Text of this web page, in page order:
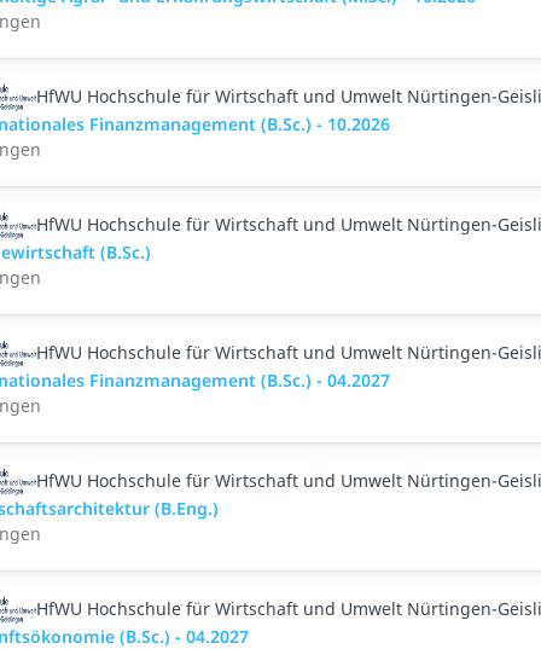
HfWU Hochschule für Wirtschaft und Umwelt Nürtingen-
Finanzmanagement (B.Sc.) - 10.2026
HfWU Hochschule für Wirtschaft und Umwelt Nürtingen-
(B.Sc.)
HfWU Hochschule für Wirtschaft und Umwelt Nürtingen-
Finanzmanagement (B.Sc.) - 04.2027
HfWU Hochschule für Wirtschaft und Umwelt Nürtingen-
(B.Eng.)
HfWU Hochschule für Wirtschaft und Umwelt Nürtingen-
(B.Sc.) - 04.2027